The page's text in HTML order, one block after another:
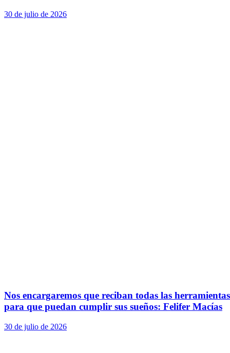
30 de julio de 2026
Nos encargaremos que reciban todas las herramientas
para que puedan cumplir sus sueños: Felifer Macías
30 de julio de 2026